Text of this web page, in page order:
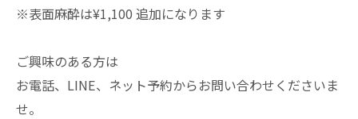
※表面麻酔は¥1,100 追加になります
ご興味のある方は
お電話、LINE、ネット予約からお問い合わせくださいま
せ。